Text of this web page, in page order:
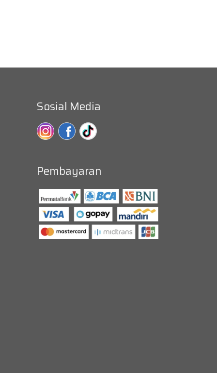
Sosial Media
Pembayaran